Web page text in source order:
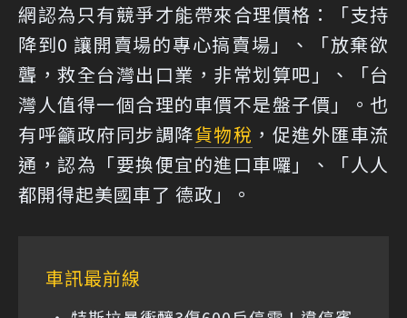
網認為只有競爭才能帶來合理價格：「支持
降到0 讓開賣場的專心搞賣場」、「放棄欲
聾，救全台灣出口業，非常划算吧」、「台
灣人值得一個合理的車價不是盤子價」。也
有呼籲政府同步調降貨物稅 ，促進外匯車流
通，認為「要換便宜的進口車囉」、「人人
都開得起美國車了 德政」。
車訊最前線